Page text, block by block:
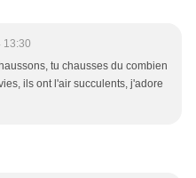
13:30
tu chausses du combien
ils ont l'air succulents, j'adore